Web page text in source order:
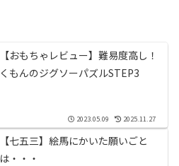
【おもちゃレビュー】難易度高し！
くもんのジグソーパズルSTEP3
2023.05.09 2025.11.27
【七五三】絵馬にかいた願いごと
は・・・